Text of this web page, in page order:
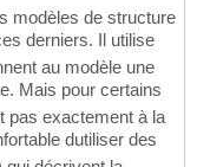
modèles de structure
derniers. Il utilise
au modèle une
Mais pour certains
pas exactement à la
dutiliser des